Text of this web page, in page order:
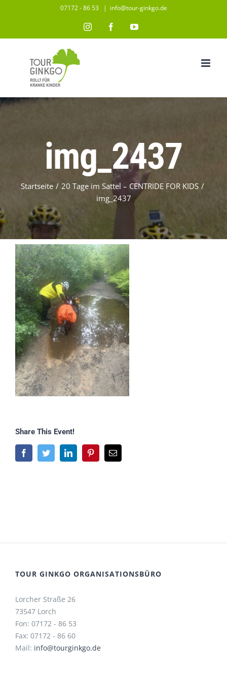
07172 - 86 53 | info@tour-ginkgo.de
InstagramFacebookYouTube
img_2437
Startseite / 20 Tage im Sattel – CENTRIDE FOR KIDS /
img_2437
Share This Event!
FacebookTwitterLinkedInPinterestE-
Mail
TOUR GINKGO ORGANISATIONSBÜRO
Lorcher Straße 26
73547 Lorch
Fon: 07172 - 86 53
Fax: 07172 - 86 60
Mail: info@tourginkgo.de